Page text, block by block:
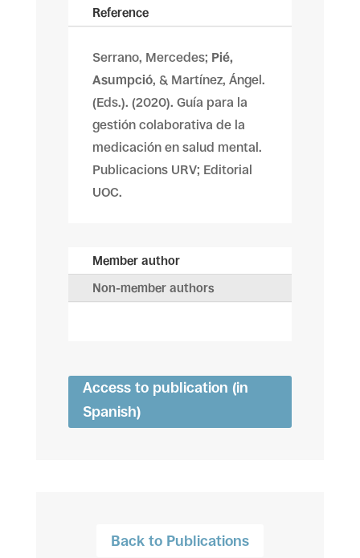
Reference
Serrano, Mercedes; Pié,
Asumpció, & Martínez, Ángel.
(Eds.). (2020). Guía para la
gestión colaborativa de la
medicación en salud mental.
Publicacions URV; Editorial
UOC.
Member author
Non-member authors
Access to publication (in
Spanish)
Back to Publications